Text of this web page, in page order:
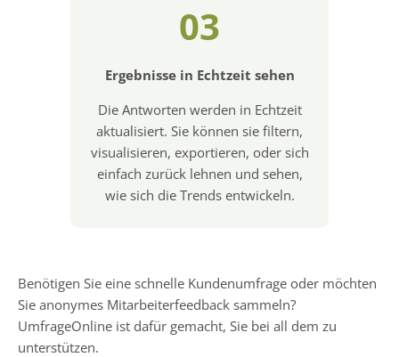
03
Ergebnisse in Echtzeit sehen
Die Antworten werden in Echtzeit
aktualisiert. Sie können sie filtern,
visualisieren, exportieren, oder sich
einfach zurück lehnen und sehen,
wie sich die Trends entwickeln.
Benötigen Sie eine schnelle Kundenumfrage oder möchten
Sie anonymes Mitarbeiterfeedback sammeln?
UmfrageOnline ist dafür gemacht, Sie bei all dem zu
unterstützen.